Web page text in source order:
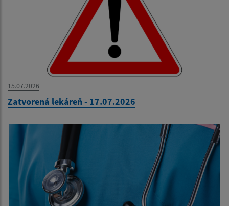
15.07.2026
Zatvorená lekáreň - 17.07.2026